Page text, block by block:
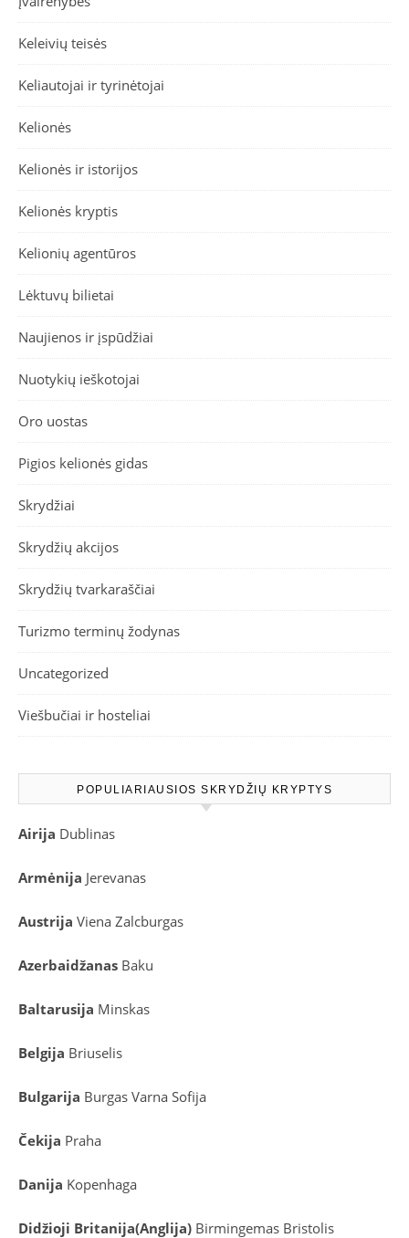
Keleivių teisės
Keliautojai ir tyrinėtojai
Kelionės
Kelionės ir istorijos
Kelionės kryptis
Kelionių agentūros
Lėktuvų bilietai
Naujienos ir įspūdžiai
Nuotykių ieškotojai
Oro uostas
Pigios kelionės gidas
Skrydžiai
Skrydžių akcijos
Skrydžių tvarkaraščiai
Turizmo terminų žodynas
Uncategorized
Viešbučiai ir hosteliai
POPULIARIAUSIOS SKRYDŽIŲ KRYPTYS
Airija Dublinas
Armėnija Jerevanas
Austrija Viena Zalcburgas
Azerbaidžanas Baku
Baltarusija Minskas
Belgija Briuselis
Bulgarija Burgas Varna Sofija
Čekija Praha
Danija Kopenhaga
Didžioji Britanija(Anglija) Birmingemas Bristolis